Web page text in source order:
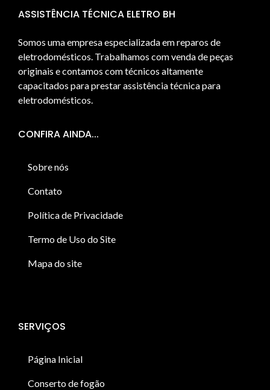
ASSISTÊNCIA TÉCNICA ELETRO BH
Somos uma empresa especializada em reparos de
eletrodomésticos. Trabalhamos com venda de peças
originais e contamos com técnicos altamente
capacitados para prestar assistência técnica para
eletrodomésticos.
CONFIRA AINDA...
Sobre nós
Contato
Política de Privacidade
Termo de Uso do Site
Mapa do site
SERVIÇOS
Página Inicial
Conserto de fogão